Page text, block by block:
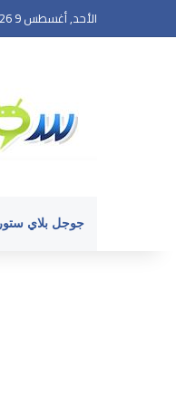
الأحد, أغسطس 9 2026
جوجل بلاي ستور